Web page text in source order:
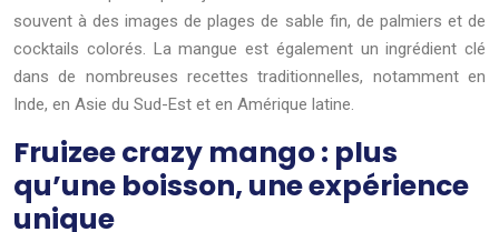
souvent à des images de plages de sable fin, de palmiers et de
cocktails colorés. La mangue est également un ingrédient clé
dans de nombreuses recettes traditionnelles, notamment en
Inde, en Asie du Sud-Est et en Amérique latine.
Fruizee crazy mango : plus
qu’une boisson, une expérience
unique